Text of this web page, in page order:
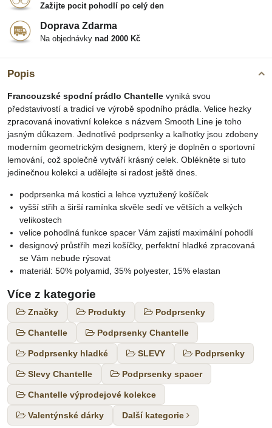
Popis
Francouzské spodní prádlo Chantelle vyniká svou
představivostí a tradicí ve výrobě spodního prádla. Velice hezky
zpracovaná inovativní kolekce s názvem Smooth Line je toho
jasným důkazem. Jednotlivé podprsenky a kalhotky jsou zdobeny
moderním geometrickým designem, který je doplněn o sportovní
lemování, což společně vytváří krásný celek. Oblékněte si tuto
jedinečnou kolekci a udělejte si radost ještě dnes.
podprsenka má kostici a lehce vyztužený košíček
vyšší střih a širší ramínka skvěle sedí ve větších a velkých
velikostech
velice pohodlná funkce spacer Vám zajistí maximální pohodlí
designový průstřih mezi košíčky, perfektní hladké zpracovaná
se Vám nebude rýsovat
materiál: 50% polyamid, 35% polyester, 15% elastan
Více z kategorie
Značky Produkty Podprsenky
Chantelle Podprsenky Chantelle
Podprsenky hladké SLEVY Podprsenky
Slevy Chantelle Podprsenky spacer
Chantelle výprodejové kolekce
Valentýnské dárky Další kategorie
Zažijte pocit pohodlí po celý den
Doprava Zdarma
Na objednávky nad 2000 Kč